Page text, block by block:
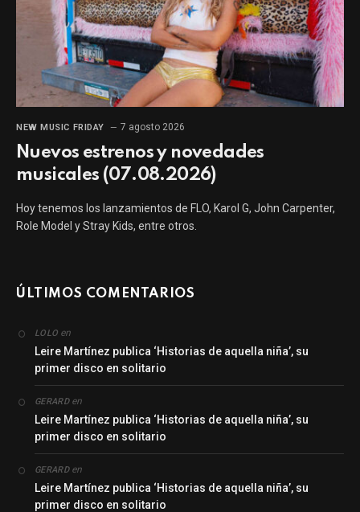
NEW MUSIC FRIDAY 7 agosto 2026
Nuevos estrenos y novedades
musicales (07.08.2026)
Hoy tenemos los lanzamientos de FLO, Karol G, John Carpenter,
Role Model y Stray Kids, entre otros.
ÚLTIMOS COMENTARIOS
LOLO en
Leire Martínez publica ‘Historias de aquella niña’, su
primer disco en solitario
GERARDen
Leire Martínez publica ‘Historias de aquella niña’, su
primer disco en solitario
GERARDen
Leire Martínez publica ‘Historias de aquella niña’, su
primer disco en solitario